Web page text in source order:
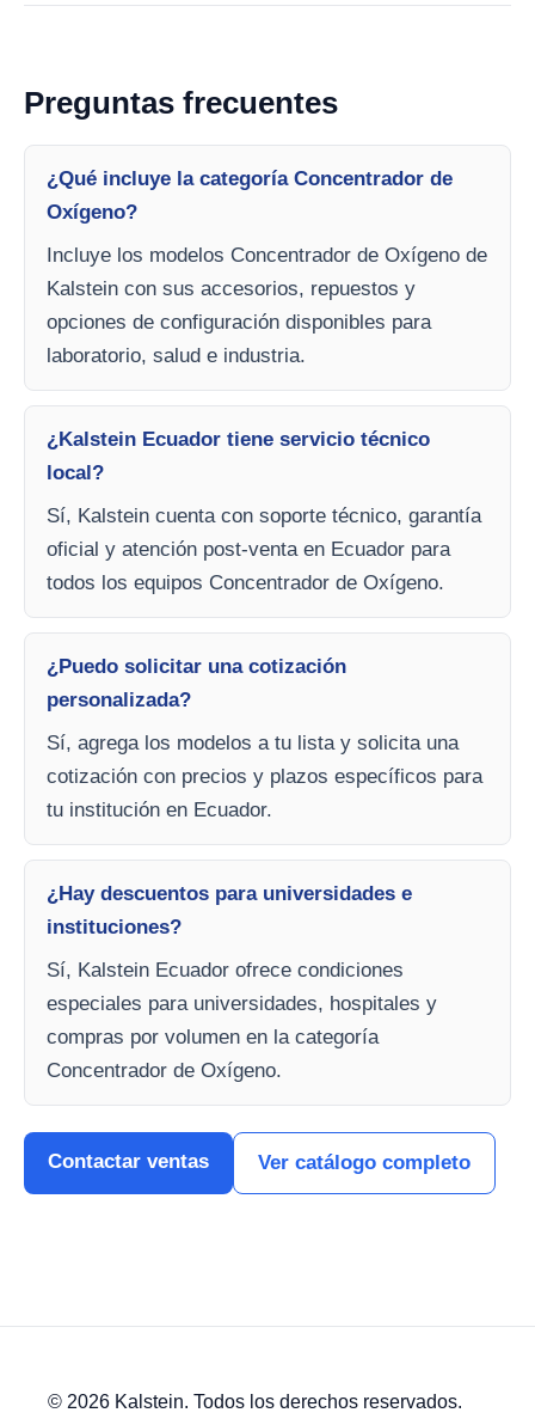
Preguntas frecuentes
¿Qué incluye la categoría Concentrador de
Oxígeno?
Incluye los modelos Concentrador de Oxígeno de
Kalstein con sus accesorios, repuestos y
opciones de configuración disponibles para
laboratorio, salud e industria.
¿Kalstein Ecuador tiene servicio técnico
local?
Sí, Kalstein cuenta con soporte técnico, garantía
oficial y atención post-venta en Ecuador para
todos los equipos Concentrador de Oxígeno.
¿Puedo solicitar una cotización
personalizada?
Sí, agrega los modelos a tu lista y solicita una
cotización con precios y plazos específicos para
tu institución en Ecuador.
¿Hay descuentos para universidades e
instituciones?
Sí, Kalstein Ecuador ofrece condiciones
especiales para universidades, hospitales y
compras por volumen en la categoría
Concentrador de Oxígeno.
Contactar ventas Ver catálogo completo
© 2026 Kalstein. Todos los derechos reservados.